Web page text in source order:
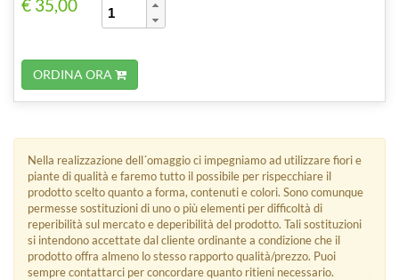
€ 35,00
ORDINA ORA
Nella realizzazione dell´omaggio ci impegniamo ad utilizzare fiori e
piante di qualità e faremo tutto il possibile per rispecchiare il
prodotto scelto quanto a forma, contenuti e colori. Sono comunque
permesse sostituzioni di uno o più elementi per difficoltà di
reperibilità sul mercato e deperibilità del prodotto. Tali sostituzioni
si intendono accettate dal cliente ordinante a condizione che il
prodotto offra almeno lo stesso rapporto qualità/prezzo. Puoi
sempre contattarci per concordare quanto ritieni necessario.